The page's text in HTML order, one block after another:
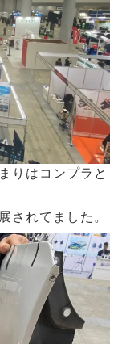
りはコンプラと
されてました。